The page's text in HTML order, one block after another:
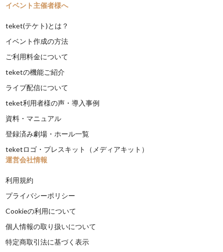
イベント主催者様へ
teket(テケト)とは？
イベント作成の方法
ご利用料金について
teketの機能ご紹介
ライブ配信について
teket利用者様の声・導入事例
資料・マニュアル
登録済み劇場・ホール一覧
teketロゴ・プレスキット（メディアキット）
運営会社情報
利用規約
プライバシーポリシー
Cookieの利用について
個人情報の取り扱いについて
特定商取引法に基づく表示